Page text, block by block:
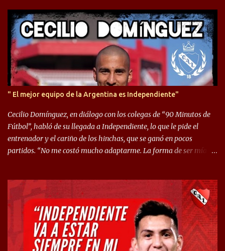
s
" El mejor equipo de la Argentina es Independiente"
Cecilio Domínguez, en diálogo con los colegas de “90 Minutos de
Fútbol”, habló de su llegada a Independiente, lo que le pide el
entrenador y el cariño de los hinchas, que se ganó en pocos
partidos. “No me costó mucho adaptarme. La forma de ser mía
llegué a un Independiente que juega muy dinámico y me gusta
mucho. Me favorece por la forma de jugar mía y eso también
ayudó a que me adapte”. “Me siento mejor por izquierda, pero me
gusta mucho jugar de 9, y juego sin problemas por derecha
también. Jugar de 9 y de extremo por izquierda es diferente. A mi
me gusta jugar por fuera, porque tengo mas posibilidades de